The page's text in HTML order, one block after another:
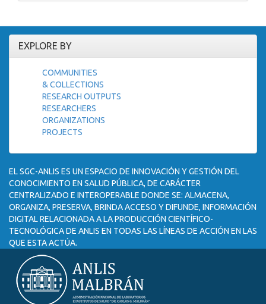
EXPLORE BY
COMMUNITIES
& COLLECTIONS
RESEARCH OUTPUTS
RESEARCHERS
ORGANIZATIONS
PROJECTS
EL SGC-ANLIS ES UN ESPACIO DE INNOVACIÓN Y GESTIÓN DEL
CONOCIMIENTO EN SALUD PÚBLICA, DE CARÁCTER
CENTRALIZADO E INTEROPERABLE DONDE SE: ALMACENA,
ORGANIZA, PRESERVA, BRINDA ACCESO Y DIFUNDE, INFORMACIÓN
DIGITAL RELACIONADA A LA PRODUCCIÓN CIENTÍFICO-
TECNOLÓGICA DE ANLIS EN TODAS LAS LÍNEAS DE ACCIÓN EN LAS
QUE ESTA ACTÚA.